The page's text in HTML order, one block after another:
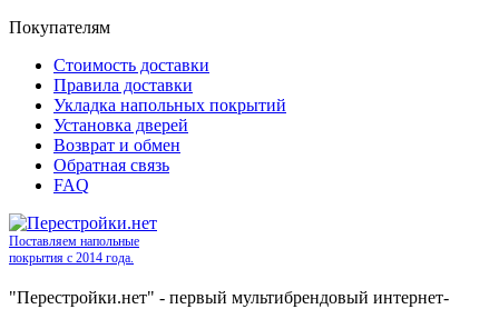
Покупателям
Стоимость доставки
Правила доставки
Укладка напольных покрытий
Установка дверей
Возврат и обмен
Обратная связь
FAQ
Поставляем напольные
покрытия с 2014 года.
"Перестройки.нет" - первый мультибрендовый интернет-